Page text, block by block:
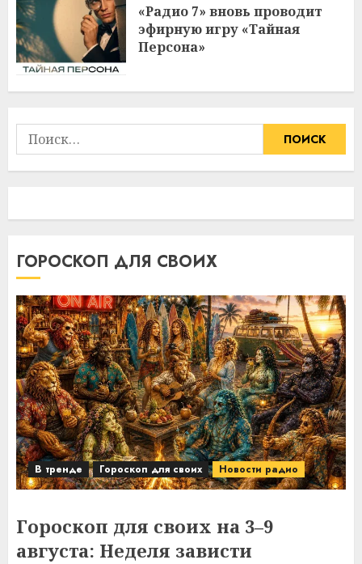
«Радио 7» вновь проводит
эфирную игру «Тайная
Персона»
Найти:
ГОРОСКОП ДЛЯ СВОИХ
В тренде Гороскоп для своих Новости радио
Гороскоп для своих на 3–9
августа: Неделя зависти